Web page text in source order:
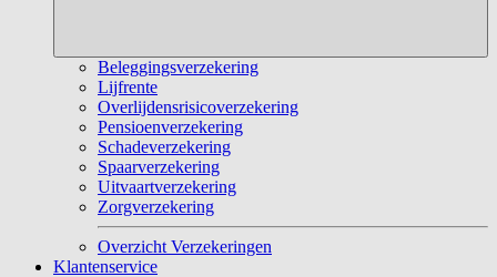
Beleggingsverzekering
Lijfrente
Overlijdensrisicoverzekering
Pensioenverzekering
Schadeverzekering
Spaarverzekering
Uitvaartverzekering
Zorgverzekering
Overzicht Verzekeringen
Klantenservice